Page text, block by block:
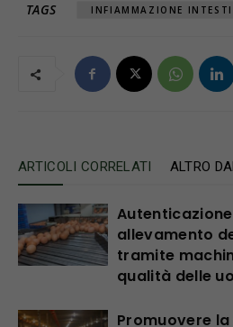
TAGS INFIAMMAZIONE
ARTICOLI CORRELATI ALTRO
allevamento
tramite
qualità delle
Promuovere